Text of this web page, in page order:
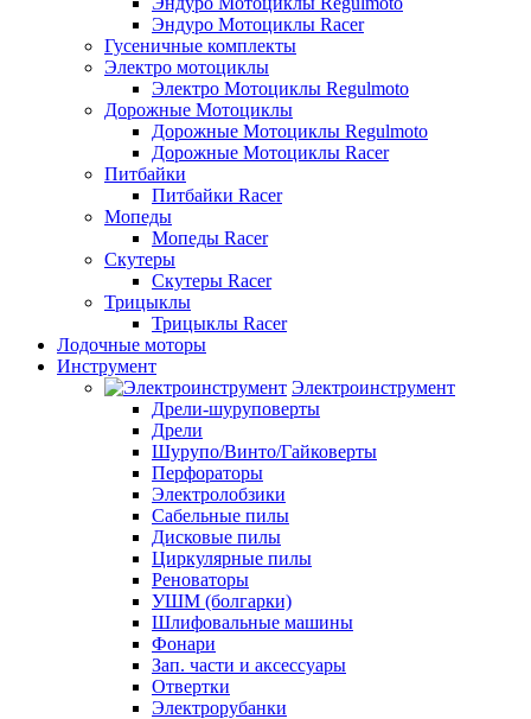
Эндуро Мотоциклы Racer
Гусеничные комплекты
Электро мотоциклы
Электро Мотоциклы Regulmoto
Дорожные Мотоциклы
Дорожные Мотоциклы Regulmoto
Дорожные Мотоциклы Racer
Питбайки
Питбайки Racer
Мопеды
Мопеды Racer
Скутеры
Скутеры Racer
Трицыклы
Трицыклы Racer
Лодочные моторы
Инструмент
Электроинструмент
Дрели-шуруповерты
Дрели
Шурупо/Винто/Гайковерты
Перфораторы
Электролобзики
Сабельные пилы
Дисковые пилы
Циркулярные пилы
Реноваторы
УШМ (болгарки)
Шлифовальные машины
Фонари
Зап. части и аксессуары
Отвертки
Электрорубанки